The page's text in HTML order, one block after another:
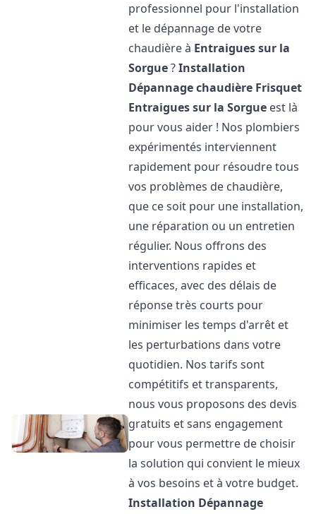
professionnel pour l'installation
et le dépannage de votre
chaudière à Entraigues sur la
Sorgue?Installation
Dépannage chaudière Frisquet
Entraigues sur la Sorgue est là
pour vous aider ! Nos plombiers
expérimentés interviennent
rapidement pour résoudre tous
vos problèmes de chaudière,
que ce soit pour une installation,
une réparation ou un entretien
régulier. Nous offrons des
interventions rapides et
efficaces, avec des délais de
réponse très courts pour
minimiser les temps d'arrêt et
les perturbations dans votre
quotidien. Nos tarifs sont
compétitifs et transparents,
nous vous proposons des devis
gratuits et sans engagement
pour vous permettre de choisir
la solution qui convient le mieux
à vos besoins et à votre budget.
Installation Dépannage